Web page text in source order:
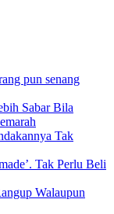
pun senang
Sabar Bila
Tak
Tak Perlu Beli
Walaupun